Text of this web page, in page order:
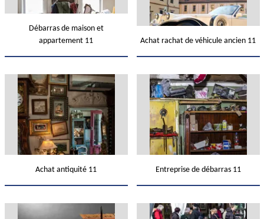
Débarras de maison et
appartement 11
Achat rachat de véhicule ancien 11
Achat antiquité 11 Entreprise de débarras 11